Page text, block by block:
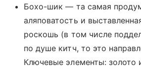
Бохо-шик — та самая
аляповатость и
роскошь (в том числе
по душе китч, то это
Ключевые элементы: золото